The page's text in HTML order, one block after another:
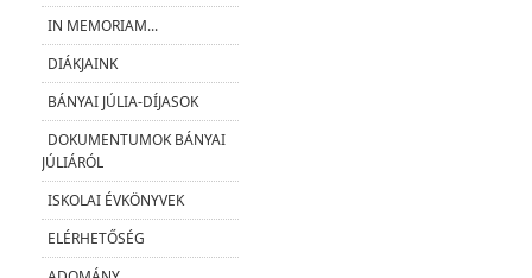
IN MEMORIAM...
DIÁKJAINK
BÁNYAI JÚLIA-DÍJASOK
DOKUMENTUMOK BÁNYAI
JÚLIÁRÓL
ISKOLAI ÉVKÖNYVEK
ELÉRHETŐSÉG